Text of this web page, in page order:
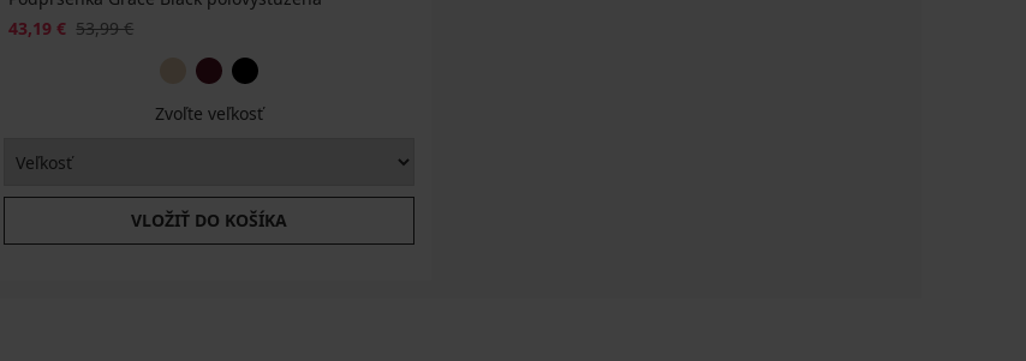
43,19 € 53,99 €
Zvoľte veľkosť
VLOŽIŤ DO KOŠÍKA